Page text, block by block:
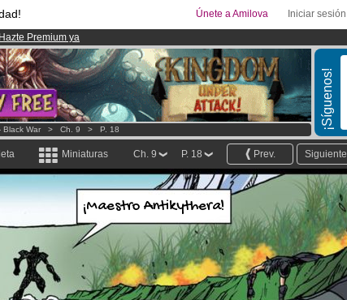
Iniciar sesión
Únete a Amilova
Hazte Premium ya
Mangas!.
¡Síguenos!
Black War > Ch. 9 > P. 18
Miniaturas Siguiente
Prev.
P. 18
Ch. 9
¡Maestro Antikythera!